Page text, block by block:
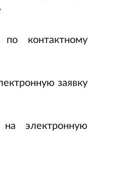
по контактному
заявку
электронную